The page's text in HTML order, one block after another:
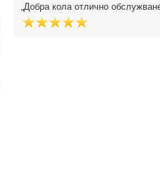
Добра кола отлично